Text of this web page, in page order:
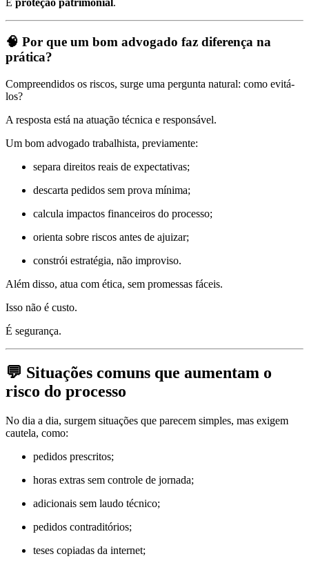
É proteção patrimonial.
🧠 Por que um bom advogado faz diferença na
prática?
Compreendidos os riscos, surge uma pergunta natural: como evitá-
los?
A resposta está na atuação técnica e responsável.
Um bom advogado trabalhista, previamente:
separa direitos reais de expectativas;
descarta pedidos sem prova mínima;
calcula impactos financeiros do processo;
orienta sobre riscos antes de ajuizar;
constrói estratégia, não improviso.
Além disso, atua com ética, sem promessas fáceis.
Isso não é custo.
É segurança.
💬 Situações comuns que aumentam o
risco do processo
No dia a dia, surgem situações que parecem simples, mas exigem
cautela, como:
pedidos prescritos;
horas extras sem controle de jornada;
adicionais sem laudo técnico;
pedidos contraditórios;
teses copiadas da internet;